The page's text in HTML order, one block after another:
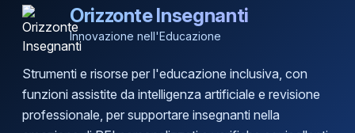
Orizzonte Insegnanti
Innovazione nell'Educazione
Strumenti e risorse per l'educazione inclusiva, con
funzioni assistite da intelligenza artificiale e revisione
professionale, per supportare insegnanti nella